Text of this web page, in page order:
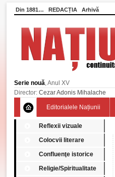
Din 1881… REDACȚIA Arhivă
Serie nouă, Anul XV
Director: Cezar Adonis Mihalache
Editorialele Națiunii
Reflexii vizuale
Colocvii literare
Confluenţe istorice
Religie/Spiritualitate